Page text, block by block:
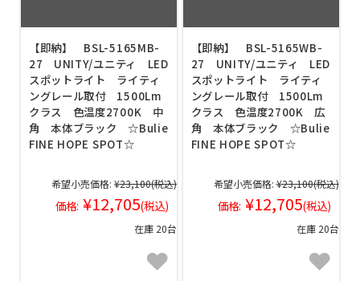
【即納】 BSL-5165MB-
27 UNITY/ユニティ LED
スポットライト ライティ
ングレール取付 1500Lm
クラス 色温度2700K 中
角 本体ブラック ☆Bulie
FINE HOPE SPOT☆
希望小売価格: ¥23,100(税込)
価格: ¥12,705(税込)
在庫 20台
【即納】 BSL-5165WB-
27 UNITY/ユニティ LED
スポットライト ライティ
ングレール取付 1500Lm
クラス 色温度2700K 広
角 本体ブラック ☆Bulie
FINE HOPE SPOT☆
希望小売価格: ¥23,100(税込)
価格: ¥12,705(税込)
在庫 20台